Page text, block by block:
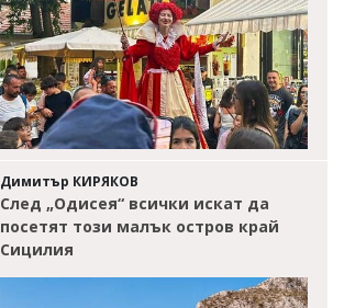
Димитър КИРЯКОВ
След „Одисея“ всички искат да
посетят този малък остров край
Сицилия